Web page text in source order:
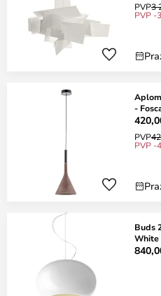
PVP3
PVP -
-
PVP
PVP -
Buds
White